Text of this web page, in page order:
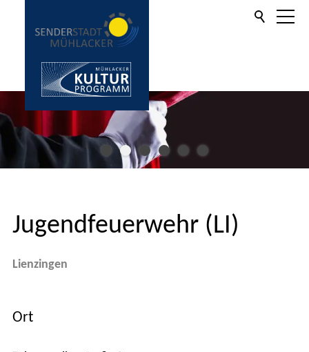
Aktuelles
Informationen
Kontakt
Jugendfeuerwehr (LI)
Lienzingen
Ort